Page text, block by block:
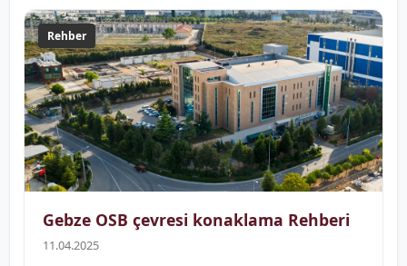
Rehber
Gebze OSB çevresi konaklama Rehberi
11.04.2025